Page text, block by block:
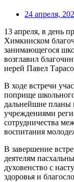
24 апреля,
13 апреля, в день
Химкинском
занимающегося
возглавил
иерей Павел
В ходе встречи
поприще
дальнейшие планы
учреждениями
сотрудничества
воспитания
В завершение
деятелям
духовенство с
здоровья и